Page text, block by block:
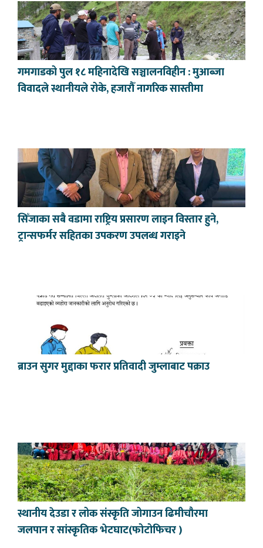
गमगाडको पुल १८ महिनादेखि सञ्चालनविहीन : मुआब्जा
विवादले स्थानीयले रोके, हजारौँ नागरिक सास्तीमा
सिँजाका सबै वडामा राष्ट्रिय प्रसारण लाइन विस्तार हुने,
ट्रान्सफर्मर सहितका उपकरण उपलब्ध गराइने
ब्राउन सुगर मुद्दाका फरार प्रतिवादी जुम्लाबाट पक्राउ
स्थानीय देउडा र लोक संस्कृति जोगाउन ढिमीचौरमा
जलपान र सांस्कृतिक भेटघाट(फोटोफिचर )